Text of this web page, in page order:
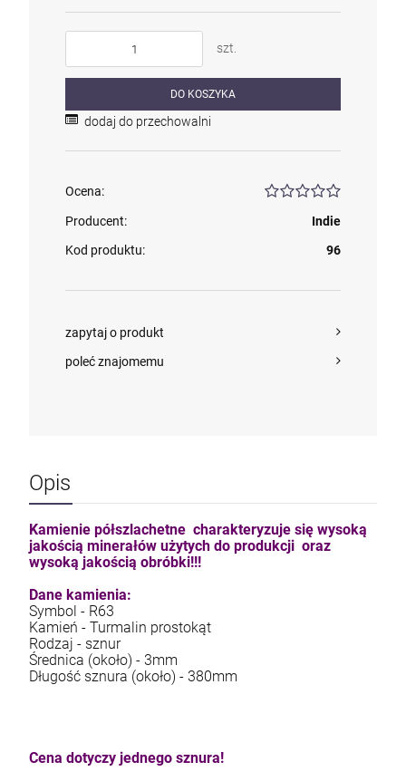
kam F granat okr 3
szt.
szt.
DO KOSZYKA
dodaj do przechowalni
Ocena:
Producent:
Indie
Kod produktu:
96
zapytaj o produkt
poleć znajomemu
Opis
Kamienie półszlachetne charakteryzuje się wysoką
jakością minerałów użytych do produkcji oraz
wysoką jakością obróbki!!!
Dane kamienia:
Symbol - R63
Kamień - Turmalin prostokąt
Rodzaj - sznur
Średnica (około) - 3mm
Długość sznura (około) - 380mm
Cena dotyczy jednego sznura!